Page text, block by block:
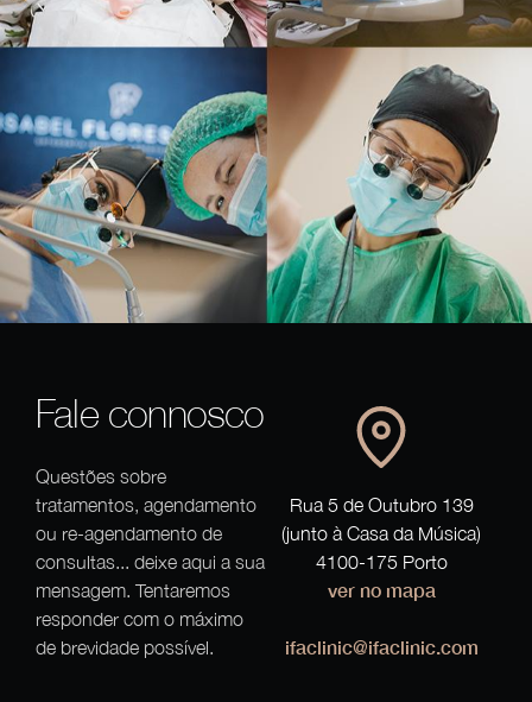
Fale connosco
Questões sobre
tratamentos, agendamento
ou re-agendamento de
consultas... deixe aqui a sua
mensagem. Tentaremos
responder com o máximo
de brevidade possível.
Rua 5 de Outubro 139
(junto à Casa da Música)
4100-175 Porto
ver no mapa
ifaclinic@ifaclinic.com